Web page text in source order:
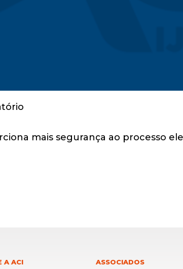
mais segurança ao processo
A ACI
ASSOCIADOS